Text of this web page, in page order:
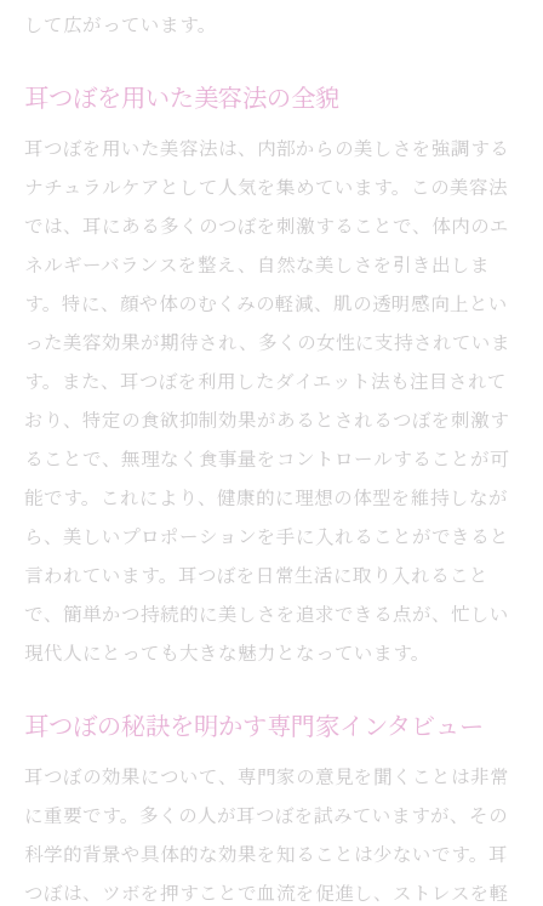
して広がっています。
耳つぼを用いた美容法の全貌
耳つぼを用いた美容法は、内部からの美しさを強調する
ナチュラルケアとして人気を集めています。この美容法
では、耳にある多くのつぼを刺激することで、体内のエ
ネルギーバランスを整え、自然な美しさを引き出しま
す。特に、顔や体のむくみの軽減、肌の透明感向上とい
った美容効果が期待され、多くの女性に支持されていま
す。また、耳つぼを利用したダイエット法も注目されて
おり、特定の食欲抑制効果があるとされるつぼを刺激す
ることで、無理なく食事量をコントロールすることが可
能です。これにより、健康的に理想の体型を維持しなが
ら、美しいプロポーションを手に入れることができると
言われています。耳つぼを日常生活に取り入れること
で、簡単かつ持続的に美しさを追求できる点が、忙しい
現代人にとっても大きな魅力となっています。
耳つぼの秘訣を明かす専門家インタビュー
耳つぼの効果について、専門家の意見を聞くことは非常
に重要です。多くの人が耳つぼを試みていますが、その
科学的背景や具体的な効果を知ることは少ないです。耳
つぼは、ツボを押すことで血流を促進し、ストレスを軽